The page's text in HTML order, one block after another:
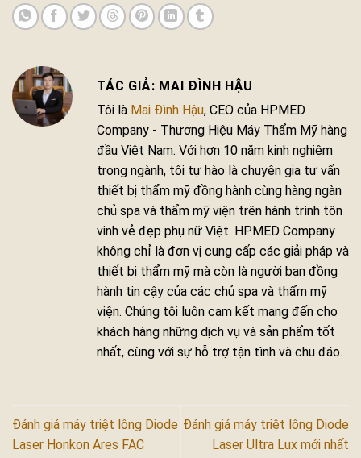
MAI ĐÌNH HẬU
Tôi là Mai Đình Hậu, CEO của HPMED
Company - Thương Hiệu Máy Thẩm Mỹ hàng
đầu Việt Nam. Với hơn 10 năm kinh nghiệm
trong ngành, tôi tự hào là chuyên gia tư vấn
thiết bị thẩm mỹ đồng hành cùng hàng ngàn
chủ spa và thẩm mỹ viện trên hành trình tôn
vinh vẻ đẹp phụ nữ Việt. HPMED Company
không chỉ là đơn vị cung cấp các giải pháp và
thiết bị thẩm mỹ mà còn là người bạn đồng
hành tin cậy của các chủ spa và thẩm mỹ
viện. Chúng tôi luôn cam kết mang đến cho
khách hàng những dịch vụ và sản phẩm tốt
nhất, cùng với sự hỗ trợ tận tình và chu đáo.
Đánh giá máy triệt lông Diode
Laser Honkon Ares FAC
Đánh giá máy triệt lông Diode
Laser Ultra Lux mới nhất